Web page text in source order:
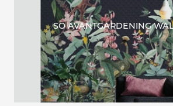
SO AVANTGARDENING